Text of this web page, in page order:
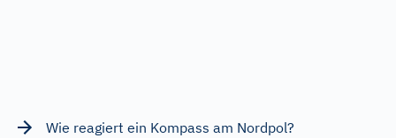
Wie reagiert ein Kompass am Nordpol?